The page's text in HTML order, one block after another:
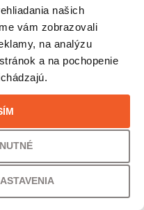
našich
vám zobrazovali
na analýzu
a na pochopenie
LIGHT
4 – PÁNSKE
/36,00€